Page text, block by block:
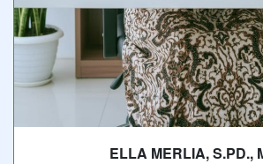
ELLA MERLIA, S.PD.,